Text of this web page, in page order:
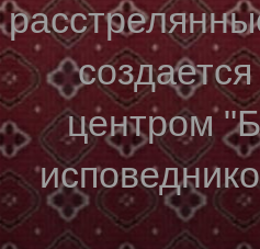
центром